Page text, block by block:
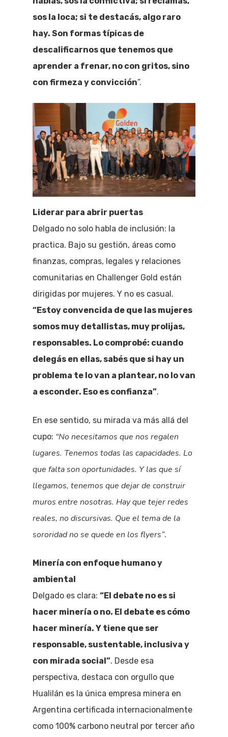
sos la loca; si te destacás, algo raro
hay. Son formas típicas de
descalificarnos que tenemos que
aprender a frenar, no con gritos, sino
con firmeza y convicción”.
Liderar para abrir puertas
Delgado no solo habla de inclusión: la
practica. Bajo su gestión, áreas como
finanzas, compras, legales y relaciones
comunitarias en Challenger Gold están
dirigidas por mujeres. Y no es casual.
“Estoy convencida de que las mujeres
somos muy detallistas, muy prolijas,
responsables. Lo comprobé: cuando
delegás en ellas, sabés que si hay un
problema te lo van a plantear, no lo van
a esconder. Eso es confianza”.
En ese sentido, su mirada va más allá del
cupo: “No necesitamos que nos regalen
lugares. Tenemos todas las capacidades. Lo
que falta son oportunidades. Y las que sí
llegamos, tenemos que dejar de construir
muros entre nosotras. Hay que tejer redes
reales, no discursivas. Que el tema de la
sororidad no se quede en los flyers”.
Minería con enfoque humano y
ambiental
Delgado es clara: “El debate no es si
hacer minería o no. El debate es cómo
hacer minería. Y tiene que ser
responsable, sustentable, inclusiva y
con mirada social”. Desde esa
perspectiva, destaca con orgullo que
Hualilán es la única empresa minera en
Argentina certificada internacionalmente
como 100% carbono neutral por tercer año